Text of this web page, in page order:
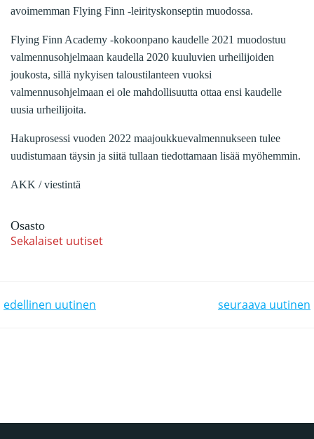
avoimemman Flying Finn -leirityskonseptin muodossa.
Flying Finn Academy -kokoonpano kaudelle 2021 muodostuu
valmennusohjelmaan kaudella 2020 kuuluvien urheilijoiden
joukosta, sillä nykyisen taloustilanteen vuoksi
valmennusohjelmaan ei ole mahdollisuutta ottaa ensi kaudelle
uusia urheilijoita.
Hakuprosessi vuoden 2022 maajoukkuevalmennukseen tulee
uudistumaan täysin ja siitä tullaan tiedottamaan lisää myöhemmin.
AKK / viestintä
Osasto
Sekalaiset uutiset
edellinen uutinen seuraava uutinen